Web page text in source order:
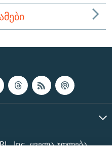
Inc. ყველა უფლება